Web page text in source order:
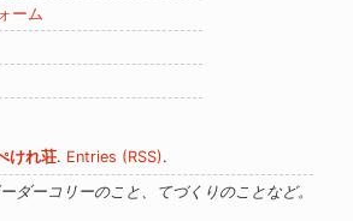
ーム
けれ荘. Entries (RSS).
ダーコリーのこと、てづくりのことなど。